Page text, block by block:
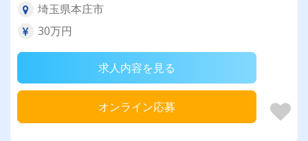
埼玉県本庄市
30万円
求人内容を見る
オンライン応募